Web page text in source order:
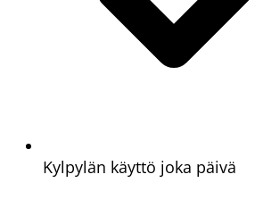
Kylpylän käyttö joka päivä